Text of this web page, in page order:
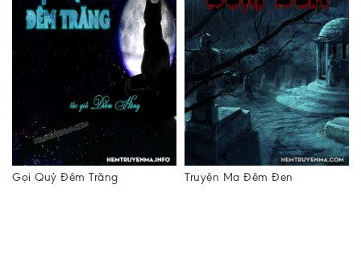
Truyện Ma Đêm Đen Đêm Gác Mộ